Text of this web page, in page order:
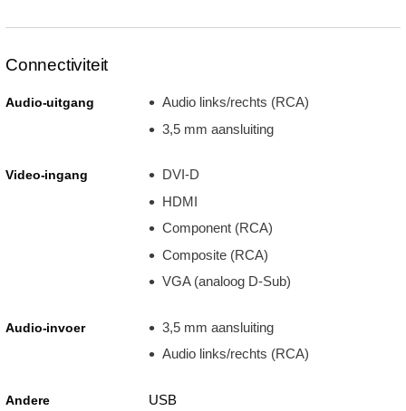
Connectiviteit
Audio-uitgang
Audio links/rechts (RCA)
3,5 mm aansluiting
Video-ingang
DVI-D
HDMI
Component (RCA)
Composite (RCA)
VGA (analoog D-Sub)
Audio-invoer
3,5 mm aansluiting
Audio links/rechts (RCA)
Andere
USB